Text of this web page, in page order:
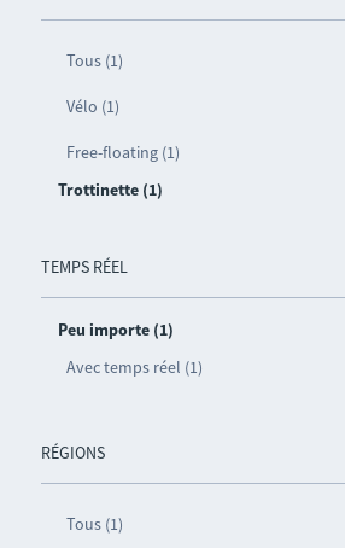
Tous (1)
Vélo (1)
Free-floating (1)
Trottinette (1)
TEMPS RÉEL
Peu importe (1)
Avec temps réel (1)
RÉGIONS
Tous (1)